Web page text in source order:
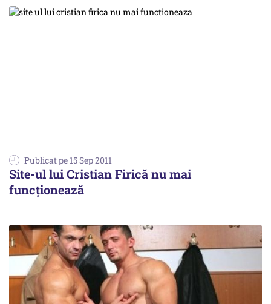
Publicat pe 15 Sep 2011
Site-ul lui Cristian Firică nu mai
funcționează